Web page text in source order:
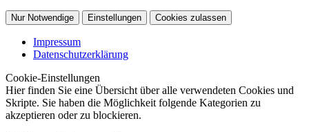
Nur Notwendige Einstellungen Cookies zulassen
Impressum
Datenschutzerklärung
Cookie-Einstellungen
Hier finden Sie eine Übersicht über alle verwendeten Cookies und
Skripte. Sie haben die Möglichkeit folgende Kategorien zu
akzeptieren oder zu blockieren.